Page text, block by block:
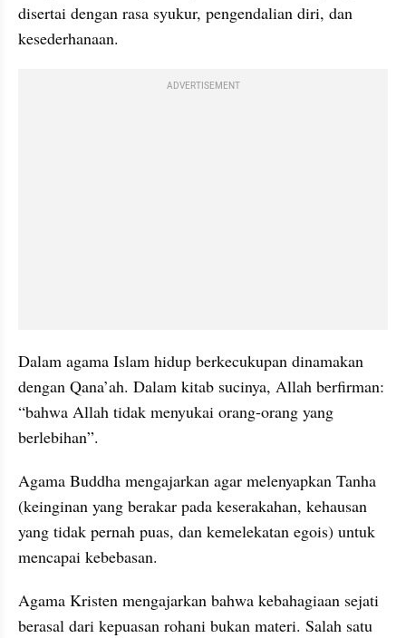
disertai dengan rasa syukur, pengendalian diri, dan
kesederhanaan.
ADVERTISEMENT
Dalam agama Islam hidup berkecukupan dinamakan
dengan Qana’ah. Dalam kitab sucinya, Allah berfirman:
“bahwa Allah tidak menyukai orang-orang yang
berlebihan”.
Agama Buddha mengajarkan agar melenyapkan Tanha
(keinginan yang berakar pada keserakahan, kehausan
yang tidak pernah puas, dan kemelekatan egois) untuk
mencapai kebebasan.
Agama Kristen mengajarkan bahwa kebahagiaan sejati
berasal dari kepuasan rohani bukan materi. Salah satu